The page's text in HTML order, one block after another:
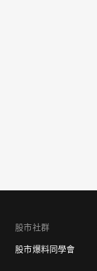
股市社群
股市爆料同學會